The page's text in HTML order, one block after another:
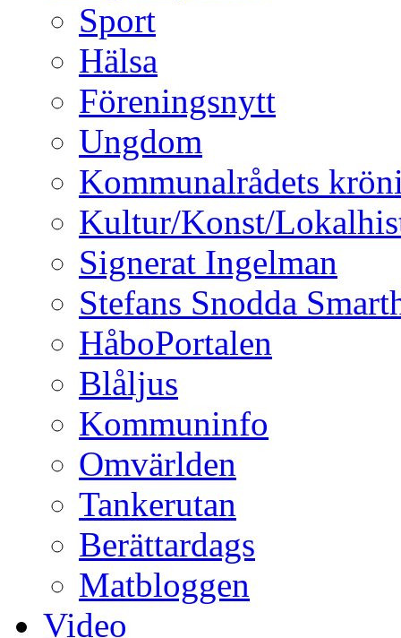
Sport
Hälsa
Föreningsnytt
Ungdom
Kommunalrådets
Kultur/Konst/
Signerat Ingelman
Stefans Snodda
HåboPortalen
Blåljus
Kommuninfo
Omvärlden
Tankerutan
Berättardags
Matbloggen
Video